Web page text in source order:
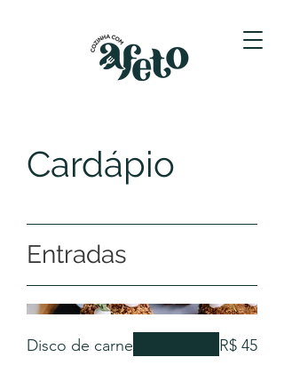
Cardápio
Entradas
Disco de carne R$ 45